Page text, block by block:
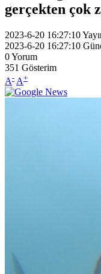
gerçekten çok
2023-6-20 16:27:10
2023-6-20 16:27:10
0Yorum
351 Gösterim
A- A+